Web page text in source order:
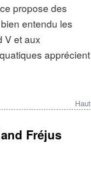
propose des
entendu les
V et aux
apprécient
sur une
le « Kidzworld »Haut
Fréjus